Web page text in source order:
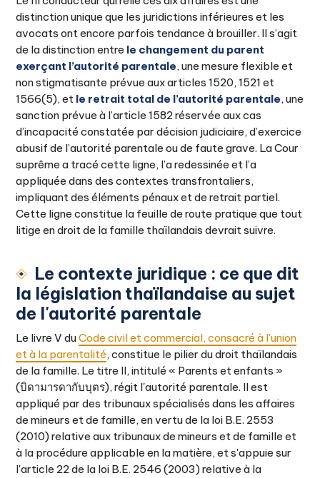
distinction unique que les juridictions inférieures et les
avocats ont encore parfois tendance à brouiller. Il s’agit
de la distinction entre le changement du parent
exerçant l’autorité parentale, une mesure flexible et
non stigmatisante prévue aux articles 1520, 1521 et
1566(5), et le retrait total de l’autorité parentale, une
sanction prévue à l’article 1582 réservée aux cas
d’incapacité constatée par décision judiciaire, d’exercice
abusif de l’autorité parentale ou de faute grave. La Cour
suprême a tracé cette ligne, l’a redessinée et l’a
appliquée dans des contextes transfrontaliers,
impliquant des éléments pénaux et de retrait partiel.
Cette ligne constitue la feuille de route pratique que tout
litige en droit de la famille thaïlandais devrait suivre.
Le contexte juridique : ce que dit
la législation thaïlandaise au sujet
de l'autorité parentale
Le livre V duCode civil et commercial, consacré à l'union
et à la parentalité, constitue le pilier du droit thaïlandais
de la famille. Le titre II, intitulé « Parents et enfants »
(บิดามารดากับบุตร), régit l'autorité parentale. Il est
appliqué par des tribunaux spécialisés dans les affaires
de mineurs et de famille, en vertu de la loi B.E. 2553
(2010) relative aux tribunaux de mineurs et de famille et
à la procédure applicable en la matière, et s'appuie sur
l'article 22 de la loi B.E. 2546 (2003) relative à la